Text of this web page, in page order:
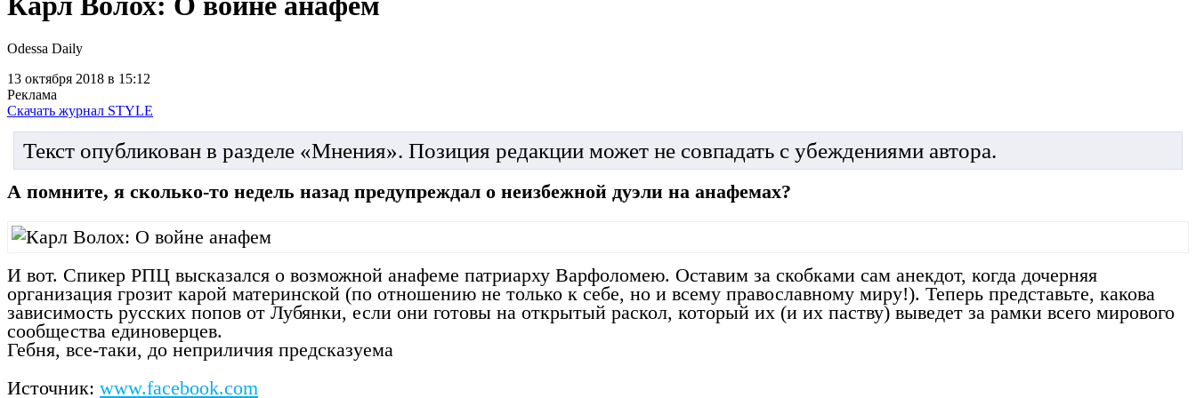
Odessa Daily
13 октября 2018 в 15:12
Реклама
Скачать журнал STYLE
Текст опубликован в разделе «Мнения». Позиция редакции может не совпадать с убеждениями автора.
А помните, я сколько-то недель назад предупреждал о неизбежной дуэли на анафемах?
И вот. Спикер РПЦ высказался о возможной анафеме патриарху Варфоломею. Оставим за скобками сам анекдот, когда дочерняя
организация грозит карой материнской (по отношению не только к себе, но и всему православному миру!). Теперь представьте, какова
зависимость русских попов от Лубянки, если они готовы на открытый раскол, который их (и их паству) выведет за рамки всего мирового
сообщества единоверцев.
Гебня, все-таки, до неприличия предсказуема
Источник: www.facebook.com